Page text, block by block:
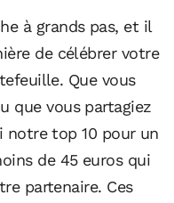
à grands pas, et il
de célébrer votre
Que vous
que vous partagiez
notre top 10 pour un
de 45 euros qui
partenaire. Ces